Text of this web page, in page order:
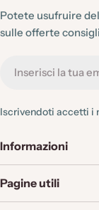
Potete usufruire
sulle offerte
mail
Iscrivendoti accetti i
Informazioni
Pagine utili